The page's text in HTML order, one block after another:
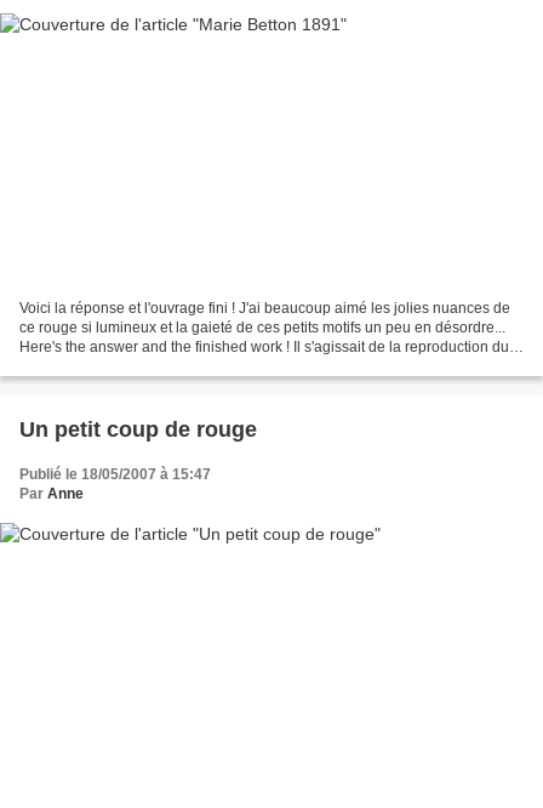
Voici la réponse et l'ouvrage fini ! J'ai beaucoup aimé les jolies nuances de
ce rouge si lumineux et la gaieté de ces petits motifs un peu en désordre...
Here's the answer and the finished work ! Il s'agissait de la reproduction du
Un petit coup de rouge
Publié le 18/05/2007 à 15:47
Par Anne